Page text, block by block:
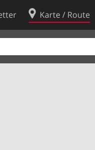
Karte / Route